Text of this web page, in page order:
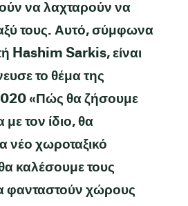
να λαχταρούν να
τους. Αυτό, σύμφωνα
Hashim Sarkis, είναι
το θέμα της
«Πώς θα ζήσουμε
τον ίδιο, θα
νέο χωροταξικό
καλέσουμε τους
φανταστούν χώρους